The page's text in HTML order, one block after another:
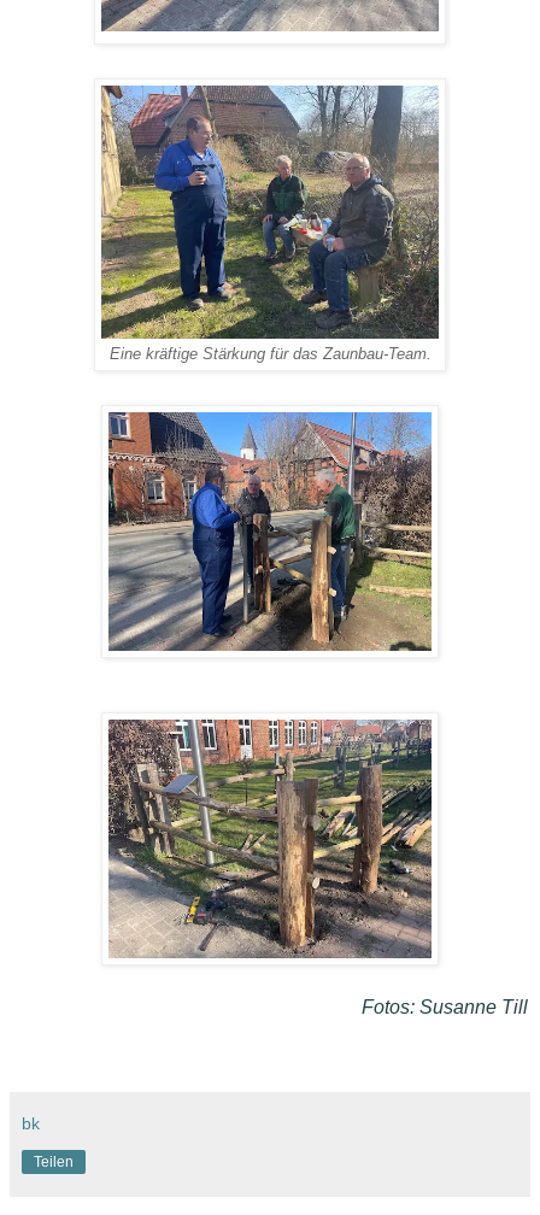
Eine kräftige Stärkung für das Zaunbau-Team.
Fotos: Susanne Till
bk
Teilen